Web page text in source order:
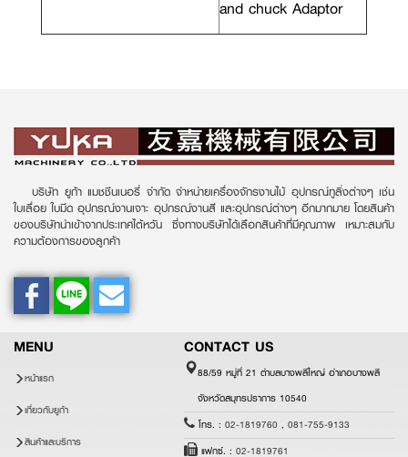
and chuck Adaptor
บริษัท ยูก้า แมชชีนเนอรี่ จำกัด จำหน่ายเครื่องจักรงานไม้ อุปกรณ์ทูลิ่งต่างๆ เช่น
ใบเลื่อย ใบมีด อุปกรณ์งานเจาะ อุปกรณ์งานสี และอุปกรณ์ต่างๆ อีกมากมาย โดยสินค้า
ของบริษัทนำเข้าจากประเทศไต้หวัน ซึ่งทางบริษัทได้เลือกสินค้าที่มีคุณภาพ เหมาะสมกับ
ความต้องการของลูกค้า
MENU
หน้าแรก
เกี่ยวกับยูก้า
สินค้าและบริการ
CONTACT US
88/59 หมู่ที่ 21 ตำบลบางพลีใหญ่ อำเภอบางพลี
จังหวัดสมุทรปราการ 10540
โทร. : 02-1819760 , 081-755-9133
แฟกซ์. : 02-1819761